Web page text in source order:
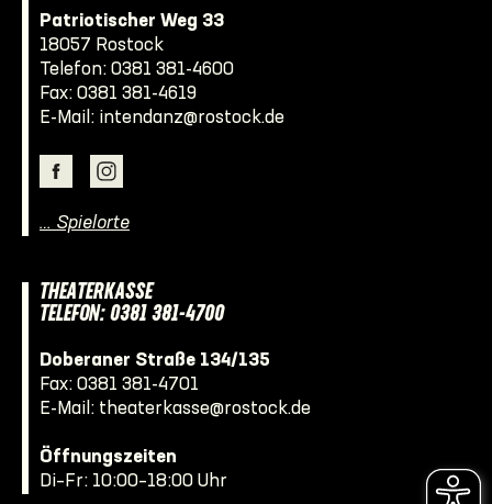
Patriotischer Weg 33
18057 Rostock
Telefon: 0381 381-4600
Fax: 0381 381-4619
E-Mail: intendanz@rostock.de
… Spielorte
THEATERKASSE
TELEFON: 0381 381-4700
Doberaner Straße 134/135
Fax: 0381 381-4701
E-Mail: theaterkasse@rostock.de
Öffnungszeiten
Di–Fr: 10:00–18:00 Uhr